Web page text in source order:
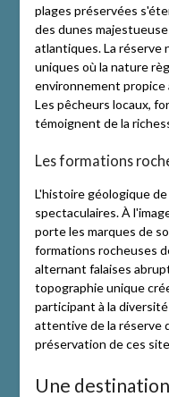
plages préservées
des dunes
atlantiques. La réserve
uniques où la nature
environnement propice
Les pêcheurs locaux,
témoignent de la
Les formations
L'histoire géologique
spectaculaires. À
porte les marques de
formations rocheuses
alternant falaises
topographie unique
participant à la
attentive de la réserve
préservation de ces
Une